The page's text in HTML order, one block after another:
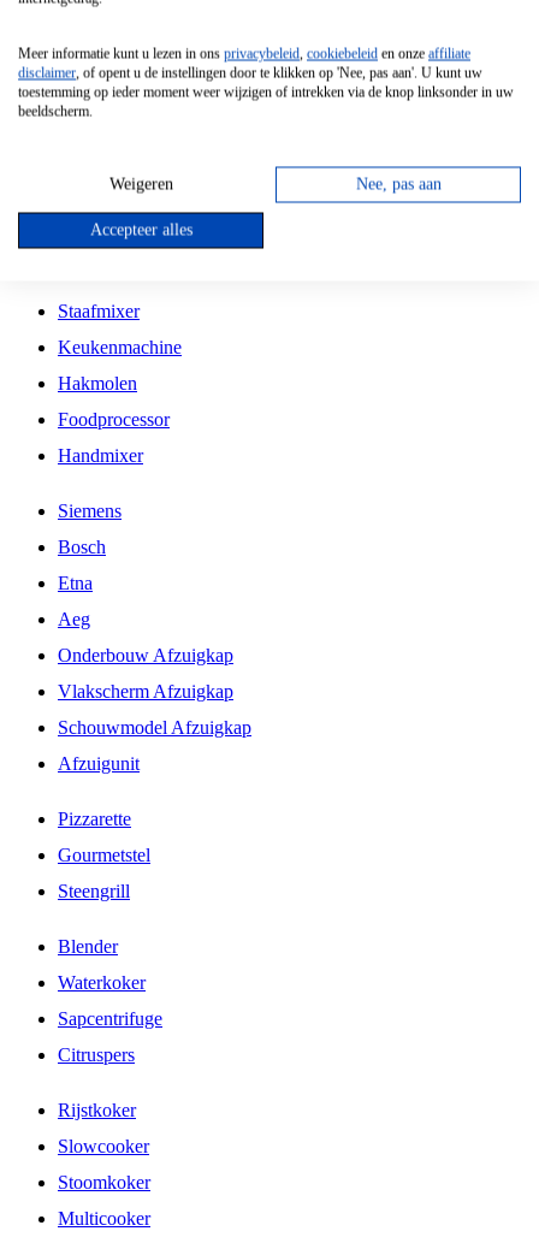
Vrijstaande Magnetron
Vrijstaande Kookplaat
Inbouw Gaskookplaat
Inbouw Keramische Kookplaat
Kookplaat Accessoires
Staafmixer
Keukenmachine
Hakmolen
Foodprocessor
Handmixer
Siemens
Bosch
Etna
Aeg
Onderbouw Afzuigkap
Vlakscherm Afzuigkap
Schouwmodel Afzuigkap
Afzuigunit
Pizzarette
Gourmetstel
Steengrill
Blender
Waterkoker
Sapcentrifuge
Citruspers
Rijstkoker
Slowcooker
Stoomkoker
Multicooker
Meer informatie kunt u lezen in ons privacybeleid, cookiebeleid en onze affiliate
disclaimer, of opent u de instellingen door te klikken op 'Nee, pas aan'. U kunt uw
toestemming op ieder moment weer wijzigen of intrekken via de knop linksonder in uw
beeldscherm.
Weigeren Nee, pas aan
Accepteer alles